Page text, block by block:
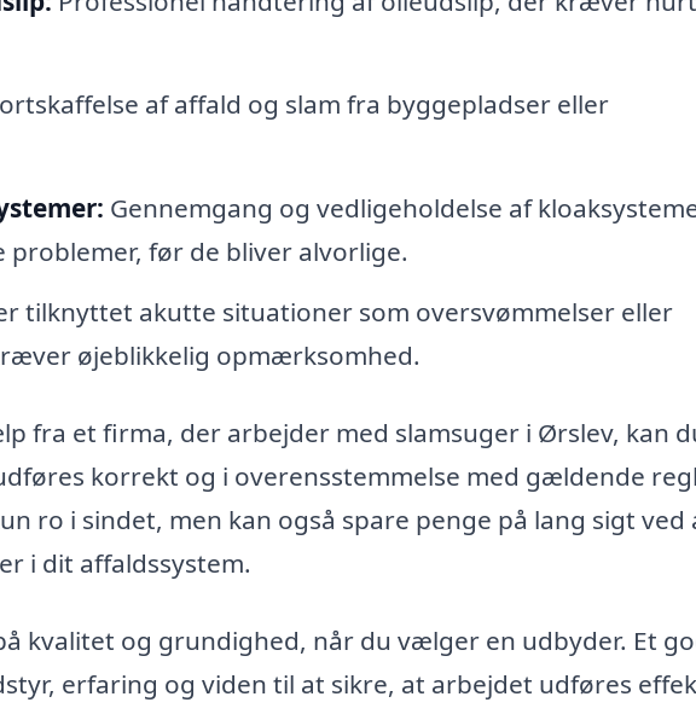
af affald og slam fra byggepladser eller
Gennemgang og vedligeholdelse af
før de bliver alvorlige.
tilknyttet akutte situationer som oversvømmelser eller
øjeblikkelig opmærksomhed.
fra et firma, der arbejder med slamsuger i Ørslev, kan
korrekt og i overensstemmelse med gældende
ro i sindet, men kan også spare penge på lang sigt ved
i dit affaldssystem.
kvalitet og grundighed, når du vælger en udbyder. Et
erfaring og viden til at sikre, at arbejdet udføres